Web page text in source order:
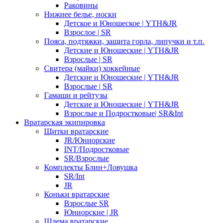
Раковины
Нижнее белье, носки
Детское и Юношеское | YTH&JR
Взрослое | SR
Пояса, подтяжки, защита горла, липучки и т.п.
Детские и Юношеские | YTH&JR
Взрослые | SR
Свитера (майки) хоккейные
Детские и Юношеские | YTH&JR
Взрослые | SR
Гамаши и рейтузы
Детские и Юношеские | YTH&JR
Взрослые и Подростковые| SR&Int
Вратарская экипировка
Щитки вратарские
JR/Юниорские
INT/Подростковые
SR/Взрослые
Комплекты Блин+Ловушка
SR/Int
JR
Коньки вратарские
Взрослые SR
Юниорские | JR
Шлема вратарские